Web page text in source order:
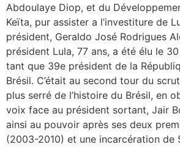
Abdoulaye Diop, et du
Keïta, pur assister a l’investiture de
président, Geraldo José Rodrigues
président Lula, 77 ans, a été élu le
tant que 39e président de la
Brésil. C’était au second tour du
plus serré de l’histoire du Brésil, en
voix face au président sortant, Jair
ainsi au pouvoir après ses deux
(2003-2010) et une incarcération de